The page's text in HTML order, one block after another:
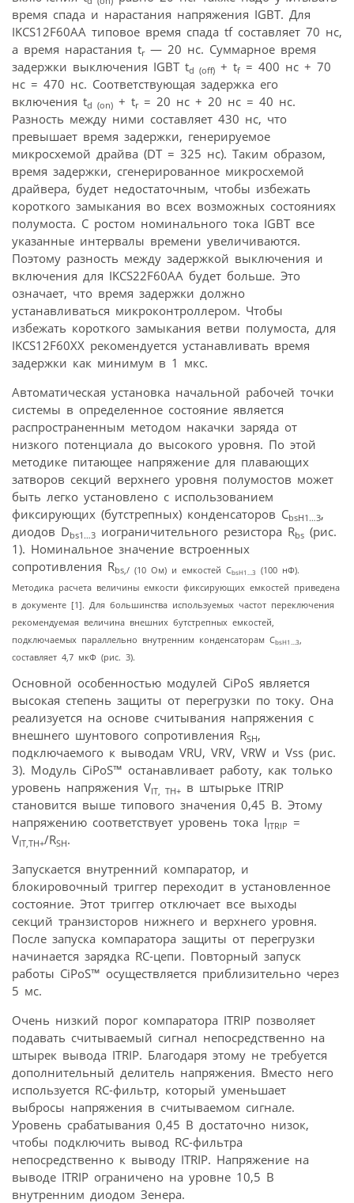
время спада и нарастания напряжения IGBT. Для
IKCS12F60AA типовое время спада tf составляет 70 нс,
а время нарастания tr— 20 нс. Суммарное время
задержки выключения IGBT td (off) + tf = 400 нс + 70
нс = 470 нс. Соответствующая задержка его
включения td (on) + tr= 20 нс + 20 нс = 40 нс.
Разность между ними составляет 430 нс, что
превышает время задержки, генерируемое
микросхемой драйва (DT = 325 нс). Таким образом,
время задержки, сгенерированное микросхемой
драйвера, будет недостаточным, чтобы избежать
короткого замыкания во всех возможных состояниях
полумоста. С ростом номинального тока IGBT все
указанные интервалы времени увеличиваются.
Поэтому разность между задержкой выключения и
включения для IKCS22F60AA будет больше. Это
означает, что время задержки должно
устанавливаться микроконтроллером. Чтобы
избежать короткого замыкания ветви полумоста, для
IKCS12F60XX рекомендуется устанавливать время
задержки как минимум в 1 мкс.
Автоматическая установка начальной рабочей точки
системы в определенное состояние является
распространенным методом накачки заряда от
низкого потенциала до высокого уровня. По этой
методике питающее напряжение для плавающих
затворов секций верхнего уровня полумостов может
быть легко установлено с использованием
фиксирующих (бутстрепных) конденсаторов CbsH1…3,
диодов Dbs1…3 иограничительного резистора Rbs (рис.
1). Номинальное значение встроенных
сопротивления Rbs,/ (10 Ом) и емкостей CbsH1…3
(100 нФ).
Методика расчета величины емкости фиксирующих емкостей приведена
в документе [1]. Для большинства используемых частот переключения
рекомендуемая величина внешних бутстрепных емкостей,
подключаемых параллельно внутренним конденсаторам CbsH1…3
составляет 4,7 мкФ (рис. 3).
Основной особенностью модулей CiPoS является
высокая степень защиты от перегрузки по току. Она
реализуется на основе считывания напряжения с
внешнего шунтового сопротивления RSH,
подключаемого к выводам VRU, VRV, VRW и Vss (рис.
3). Модуль CiPoS™ останавливает работу, как только
уровень напряжения VIT, TH+ в штырьке ITRIP
становится выше типового значения 0,45 В. Этому
напряжению соответствует уровень тока IITRIP =
VIT,TH+/RSH.
Запускается внутренний компаратор, и
блокировочный триггер переходит в установленное
состояние. Этот триггер отключает все выходы
секций транзисторов нижнего и верхнего уровня.
После запуска компаратора защиты от перегрузки
начинается зарядка RC-цепи. Повторный запуск
работы CiPoS™ осуществляется приблизительно через
5 мс.
Очень низкий порог компаратора ITRIP позволяет
подавать считываемый сигнал непосредственно на
штырек вывода ITRIP. Благодаря этому не требуется
дополнительный делитель напряжения. Вместо него
используется RC-фильтр, который уменьшает
выбросы напряжения в считываемом сигнале.
Уровень срабатывания 0,45 В достаточно низок,
чтобы подключить вывод RC-фильтра
непосредственно к выводу ITRIP. Напряжение на
выводе ITRIP ограничено на уровне 10,5 В
внутренним диодом Зенера.